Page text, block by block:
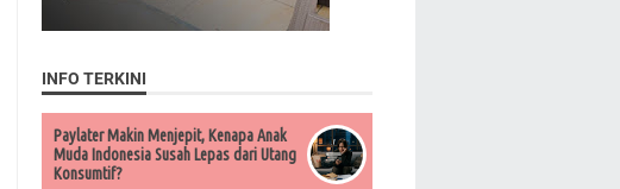
INFO TERKINI
Paylater Makin Menjepit, Kenapa Anak
Muda Indonesia Susah Lepas dari Utang
Konsumtif?